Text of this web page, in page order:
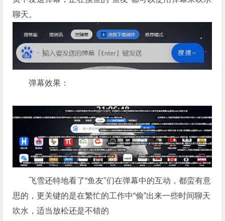
聊天。
弹幕效果：‍‍‍‍‍
飞雪还特地看了“‍鱼友"‍们‍在弹幕中的互动，都蛮有意
思的，更关键的是在繁忙的工作中“偷”出来一些时间聊天
吹水，适当放松还是不错的‍‍‍